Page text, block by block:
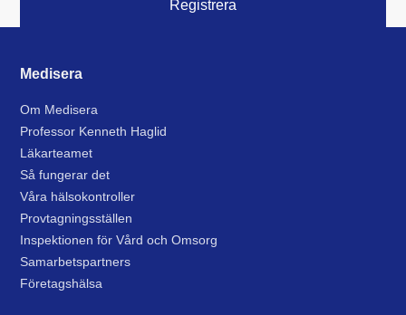
Medisera
Om Medisera
Professor Kenneth Haglid
Läkarteamet
Så fungerar det
Våra hälsokontroller
Provtagningsställen
Inspektionen för Vård och Omsorg
Samarbetspartners
Företagshälsa